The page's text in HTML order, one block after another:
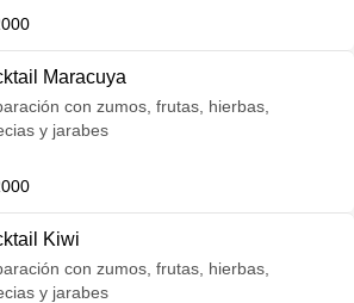
Maracuya
con zumos, frutas, hierbas,
y jarabes
Kiwi
con zumos, frutas, hierbas,
y jarabes